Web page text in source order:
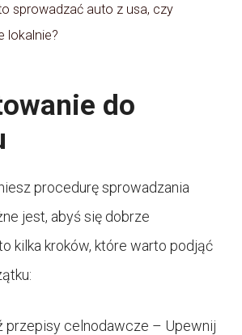
sprowadzać auto z usa, czy
lokalnie?
do
procedurę sprowadzania
jest, abyś się dobrze
kilka kroków, które warto podjąć
przepisy celnodawcze – Upewnij